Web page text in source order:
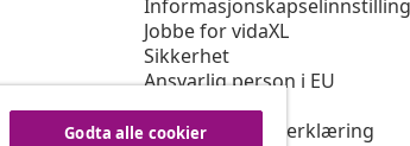
Jobbe for vidaXL
Sikkerhet
Ansvarlig person i EU
Politikken EPR
Tilgjengelighetserklæring
Godta alle cookier